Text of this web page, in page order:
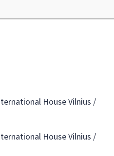
House Vilnius /
House Vilnius /